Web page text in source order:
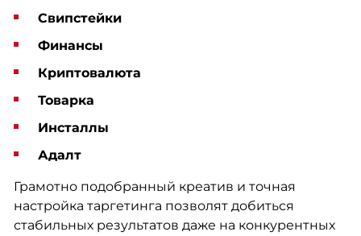
Свипстейки
Финансы
Криптовалюта
Товарка
Инсталлы
Адалт
Грамотно подобранный креатив и точная
настройка таргетинга позволят добиться
стабильных результатов даже на конкурентных